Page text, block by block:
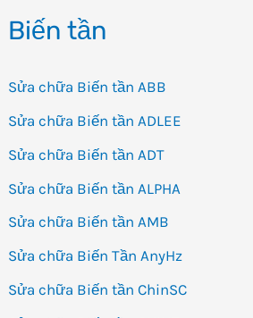
Biến tần
Sửa chữa Biến tần ABB
Sửa chữa Biến tần ADLEE
Sửa chữa Biến tần ADT
Sửa chữa Biến tần ALPHA
Sửa chữa Biến tần AMB
Sửa chữa Biến Tần AnyHz
Sửa chữa Biến tần ChinSC